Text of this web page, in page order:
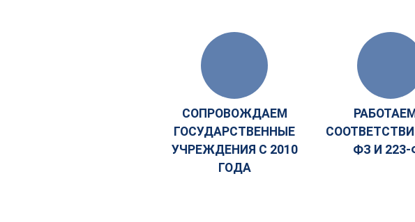
СОПРОВОЖДАЕМ
ГОСУДАРСТВЕННЫЕ
УЧРЕЖДЕНИЯ С 2010
ГОДА
ФЗ И